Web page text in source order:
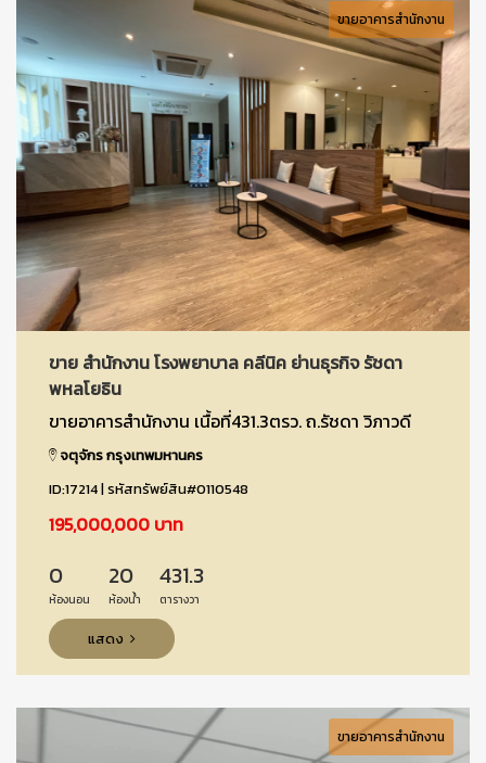
ขายอาคารสำนักงาน
ขาย สำนักงาน โรงพยาบาล คลีนิค ย่านธุรกิจ รัชดา
พหลโยธิน
ขายอาคารสำนักงาน เนื้อที่431.3ตรว. ถ.รัชดา วิภาวดี
จตุจักร กรุงเทพมหานคร
ID:17214 | รหัสทรัพย์สิน#0110548
195,000,000 บาท
0
ห้องนอน
20
ห้องน้ำ
431.3
ตารางวา
แสดง
ขายอาคารสำนักงาน